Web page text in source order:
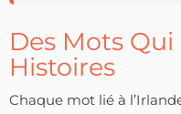
Des Mots
Histoires
Chaque mot lié à